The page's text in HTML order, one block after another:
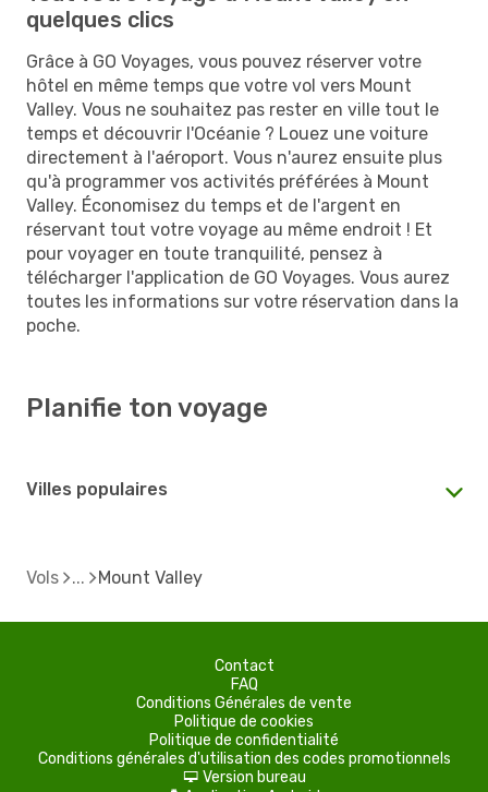
quelques clics
Grâce à GO Voyages, vous pouvez réserver votre
hôtel en même temps que votre vol vers Mount
Valley. Vous ne souhaitez pas rester en ville tout le
temps et découvrir l'Océanie ? Louez une voiture
directement à l'aéroport. Vous n'aurez ensuite plus
qu'à programmer vos activités préférées à Mount
Valley. Économisez du temps et de l'argent en
réservant tout votre voyage au même endroit ! Et
pour voyager en toute tranquilité, pensez à
télécharger l'application de GO Voyages. Vous aurez
toutes les informations sur votre réservation dans la
poche.
Planifie ton voyage
Villes populaires
Vols Mount Valley
Contact
FAQ
Conditions Générales de vente
Politique de cookies
Politique de confidentialité
Conditions générales d'utilisation des codes promotionnels
d Version bureau